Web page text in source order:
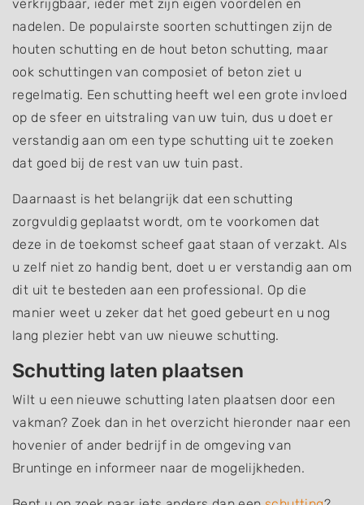
verkrijgbaar, ieder met zijn eigen voordelen en
nadelen. De populairste soorten schuttingen zijn de
houten schutting en de hout beton schutting, maar
ook schuttingen van composiet of beton ziet u
regelmatig. Een schutting heeft wel een grote invloed
op de sfeer en uitstraling van uw tuin, dus u doet er
verstandig aan om een type schutting uit te zoeken
dat goed bij de rest van uw tuin past.
Daarnaast is het belangrijk dat een schutting
zorgvuldig geplaatst wordt, om te voorkomen dat
deze in de toekomst scheef gaat staan of verzakt. Als
u zelf niet zo handig bent, doet u er verstandig aan om
dit uit te besteden aan een professional. Op die
manier weet u zeker dat het goed gebeurt en u nog
lang plezier hebt van uw nieuwe schutting.
Schutting laten plaatsen
Wilt u een nieuwe schutting laten plaatsen door een
vakman? Zoek dan in het overzicht hieronder naar een
hovenier of ander bedrijf in de omgeving van
Bruntinge en informeer naar de mogelijkheden.